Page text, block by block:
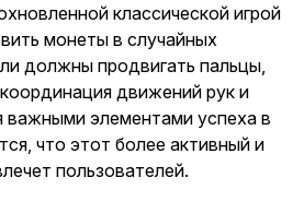
классической игрой
монеты в случайных
должны продвигать пальцы,
движений рук и
важными элементами успеха в
что этот более активный и
пользователей.